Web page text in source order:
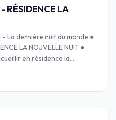
RÉSIDENCE LA
- La dernière nuit du monde ●
LA NOUVELLE NUIT ●
en résidence la